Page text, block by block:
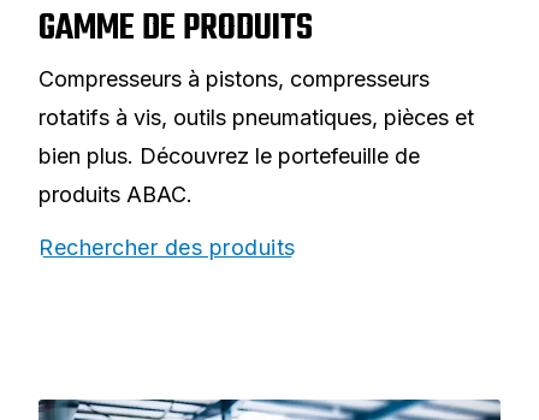
GAMME DE PRODUITS
Compresseurs à pistons, compresseurs
rotatifs à vis, outils pneumatiques, pièces et
bien plus. Découvrez le portefeuille de
produits ABAC.
Rechercher des produits